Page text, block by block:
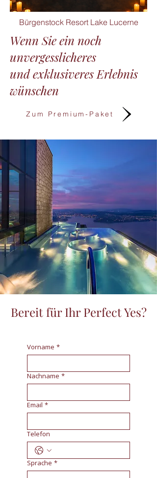
Bürgenstock Resort Lake Lucerne
Wenn Sie ein noch
unvergesslicheres
und exklusiveres Erlebnis
wünschen
Zum Premium-Paket
Bereit für Ihr Perfect Yes?
Vorname *
Nachname *
Email *
Telefon
Sprache *